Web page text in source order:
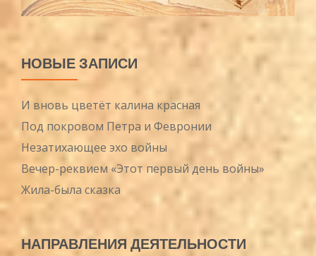
НОВЫЕ ЗАПИСИ
И вновь цветёт калина красная
Под покровом Петра и Февронии
Незатихающее эхо войны
Вечер-реквием «Этот первый день войны»
Жила-была сказка
НАПРАВЛЕНИЯ ДЕЯТЕЛЬНОСТИ